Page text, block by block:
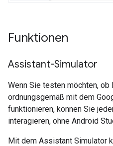
Funktionen
Assistant-Simulator
Wenn Sie testen möchten,
ordnungsgemäß mit dem
funktionieren, können Sie
interagieren, ohne Android
Mit dem Assistant Simulator